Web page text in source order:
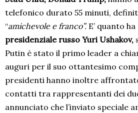
telefonico durato 55 minuti,
“amichevole e franco”. E’ quanto
presidenziale russo Yuri Ushakov,
Putin è stato il primo leader a
auguri per il suo ottantesimo
presidenti hanno inoltre
contatti tra rappresentanti dei
annunciato che l’inviato speciale